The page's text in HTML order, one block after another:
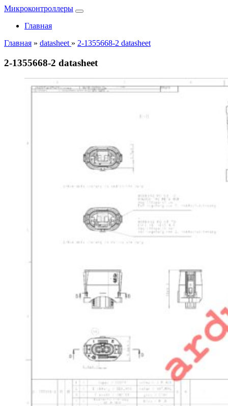
Микроконтроллеры
Главная
Главная » datasheet » 2-1355668-2 datasheet
2-1355668-2 datasheet